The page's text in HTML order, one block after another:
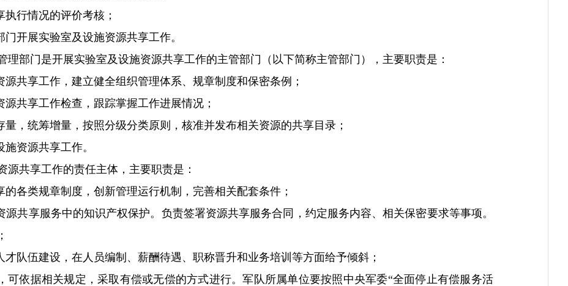
行情况的评价考核；
开展实验室及设施资源共享工作。
部门是开展实验室及设施资源共享工作的主管部门（以下简称主管部门），主要职责是：
共享工作，建立健全组织管理体系、规章制度和保密条例；
共享工作检查，跟踪掌握工作进展情况；
，统筹增量，按照分级分类原则，核准并发布相关资源的共享目录；
资源共享工作。
共享工作的责任主体，主要职责是：
各类规章制度，创新管理运行机制，完善相关配套条件；
共享服务中的知识产权保护。负责签署资源共享服务合同，约定服务内容、相关保密要求等事项。
伍建设，在人员编制、薪酬待遇、职称晋升和业务培训等方面给予倾斜；
依据相关规定，采取有偿或无偿的方式进行。军队所属单位要按照中央军委“全面停止有偿服务活